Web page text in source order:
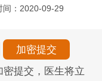
间：2020-09-29
提交，医生将立